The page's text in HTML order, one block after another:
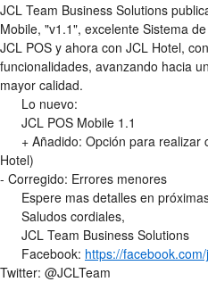
JCL Team Business Solutions
Mobile, "v1.1", excelente Sistema
JCL POS y ahora con JCL Hotel,
funcionalidades, avanzando hacia
mayor calidad.
Lo nuevo:
JCL POS Mobile 1.1
+ Añadido: Opción para
Hotel)
- Corregido: Errores menores
Espere mas detalles en
Saludos cordiales,
JCL Team Business Solutions
Facebook: https://
Twitter: @JCLTeam